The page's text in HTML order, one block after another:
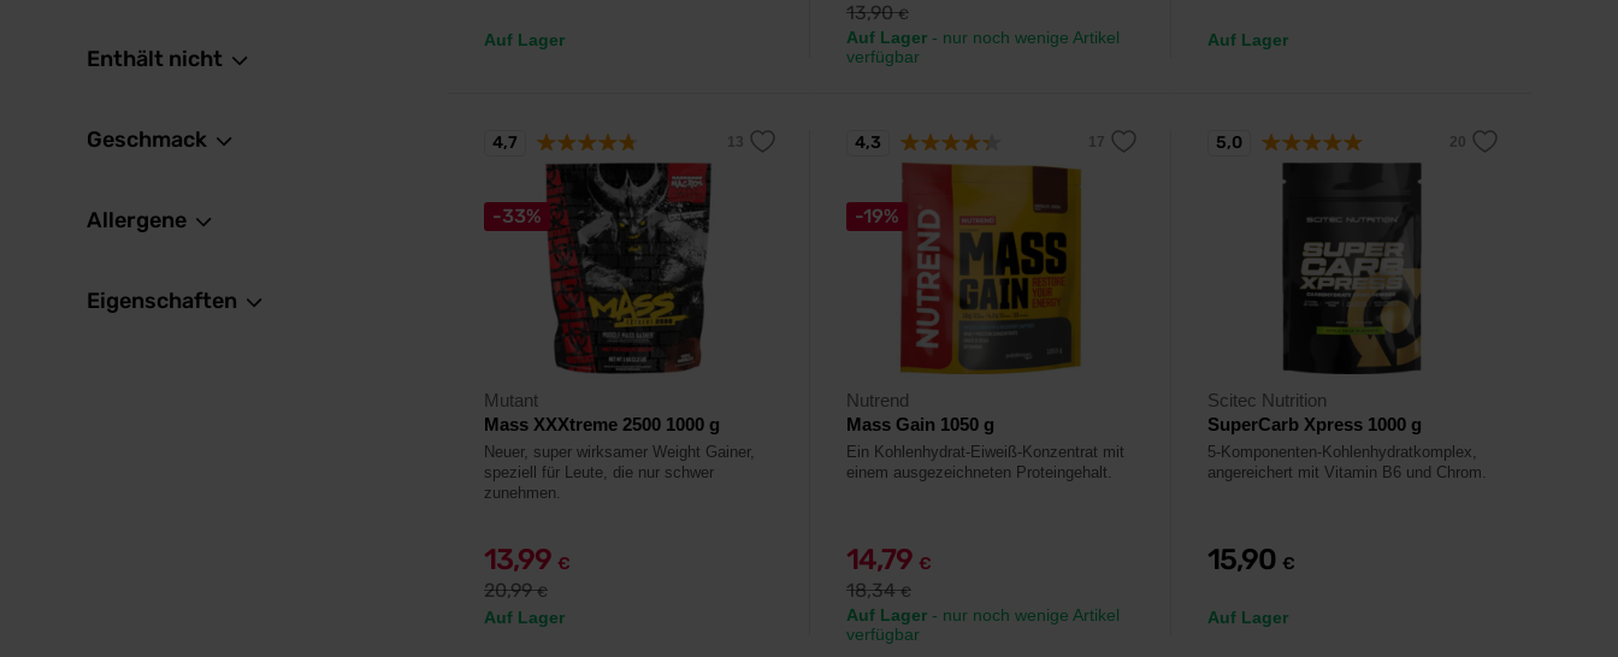
Enthält nicht
Geschmack
Allergene
Eigenschaften
Auf Lager
13,90€
Auf Lager - nur noch wenige Artikel
verfügbar
Auf Lager
-33%
Mutant
Mass XXXtreme 2500 1000 g
Neuer, super wirksamer Weight Gainer,
speziell für Leute, die nur schwer
zunehmen.
13,99 €
20,99€
Auf Lager
4,7
-19%
Nutrend
Mass Gain 1050 g
Ein Kohlenhydrat-Eiweiß-Konzentrat mit
einem ausgezeichneten Proteingehalt.
14,79 €
18,34€
Auf Lager - nur noch wenige Artikel
verfügbar
4,3
Scitec Nutrition
SuperCarb Xpress 1000 g
5-Komponenten-Kohlenhydratkomplex,
angereichert mit Vitamin B6 und Chrom.
15,90 €
Auf Lager
5,0